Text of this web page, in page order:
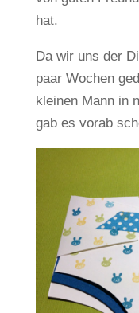
hat.
Da wir uns der
paar Wochen
kleinen Mann in
gab es vorab